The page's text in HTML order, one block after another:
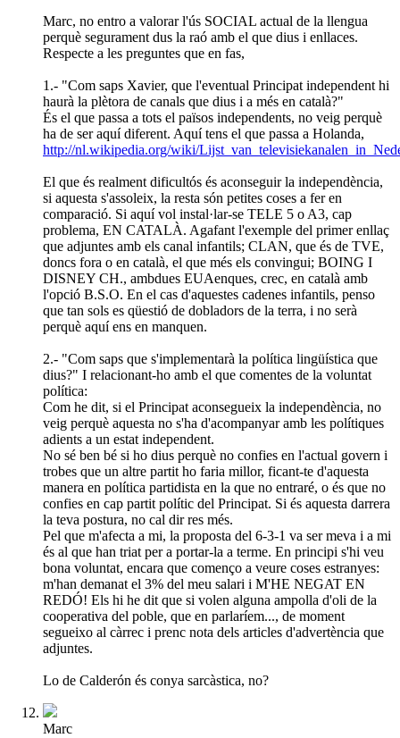
Marc, no entro a valorar l'ús SOCIAL actual de la llengua
perquè segurament dus la raó amb el que dius i enllaces.
Respecte a les preguntes que en fas,
1.- "Com saps Xavier, que l'eventual Principat independent hi
haurà la plètora de canals que dius i a més en català?"
És el que passa a tots el països independents, no veig perquè
ha de ser aquí diferent. Aquí tens el que passa a Holanda,
http://nl.wikipedia.org/wiki/
El que és realment dificultós és aconseguir la independència,
si aquesta s'assoleix, la resta són petites coses a fer en
comparació. Si aquí vol instal·lar-se TELE 5 o A3, cap
problema, EN CATALÀ. Agafant l'exemple del primer enllaç
que adjuntes amb els canal infantils; CLAN, que és de TVE,
doncs fora o en català, el que més els convingui; BOING I
DISNEY CH., ambdues EUAenques, crec, en català amb
l'opció B.S.O. En el cas d'aquestes cadenes infantils, penso
que tan sols es qüestió de dobladors de la terra, i no serà
perquè aquí ens en manquen.
2.- "Com saps que s'implementarà la política lingüística que
dius?" I relacionant-ho amb el que comentes de la voluntat
política:
Com he dit, si el Principat aconsegueix la independència, no
veig perquè aquesta no s'ha d'acompanyar amb les polítiques
adients a un estat independent.
No sé ben bé si ho dius perquè no confies en l'actual govern i
trobes que un altre partit ho faria millor, ficant-te d'aquesta
manera en política partidista en la que no entraré, o és que no
confies en cap partit polític del Principat. Si és aquesta darrera
la teva postura, no cal dir res més.
Pel que m'afecta a mi, la proposta del 6-3-1 va ser meva i a mi
és al que han triat per a portar-la a terme. En principi s'hi veu
bona voluntat, encara que començo a veure coses estranyes:
m'han demanat el 3% del meu salari i M'HE NEGAT EN
REDÓ! Els hi he dit que si volen alguna ampolla d'oli de la
cooperativa del poble, que en parlaríem..., de moment
segueixo al càrrec i prenc nota dels articles d'advertència que
adjuntes.
Lo de Calderón és conya sarcàstica, no?
Marc